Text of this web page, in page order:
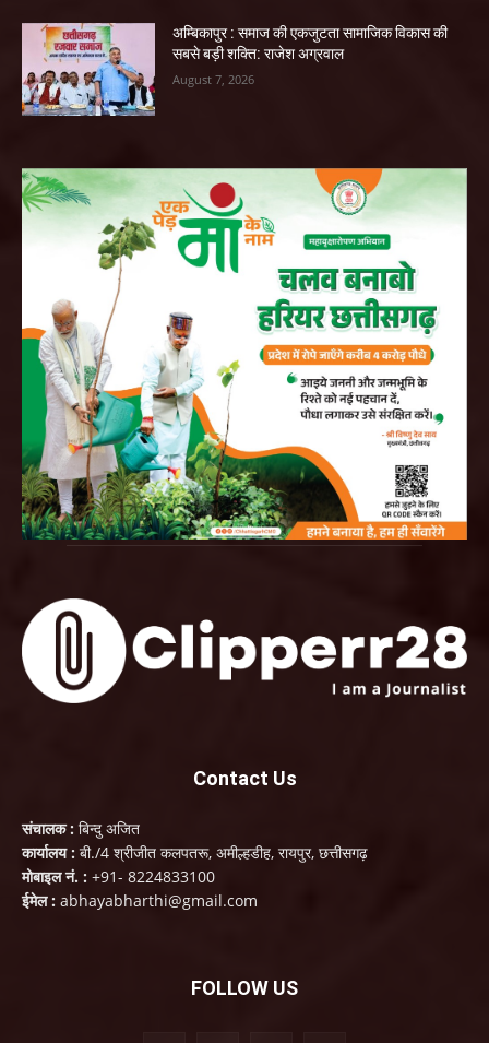
अम्बिकापुर : समाज की एकजुटता सामाजिक विकास की
सबसे बड़ी शक्ति: राजेश अग्रवाल
August 7, 2026
Contact Us
संचालक : बिन्दु अजित
कार्यालय : बी./4 श्रीजीत कलपतरू, अमील्हडीह, रायपुर, छत्तीसगढ़
मोबाइल नं. : +91- 8224833100
ईमेल : abhayabharthi@gmail.com
FOLLOW US